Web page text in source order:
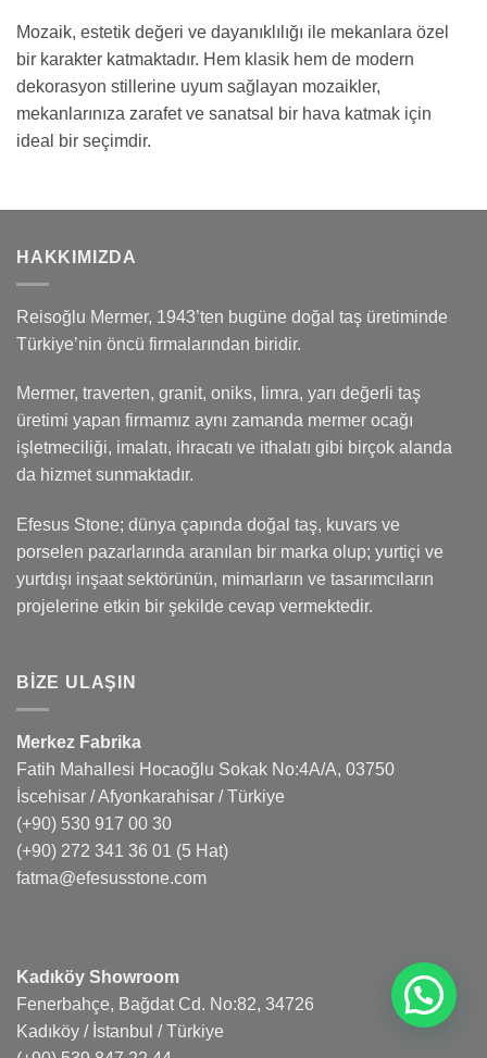
Mozaik, estetik değeri ve dayanıklılığı ile mekanlara özel
bir karakter katmaktadır. Hem klasik hem de modern
dekorasyon stillerine uyum sağlayan mozaikler,
mekanlarınıza zarafet ve sanatsal bir hava katmak için
ideal bir seçimdir.
HAKKIMIZDA
Reisoğlu Mermer, 1943’ten bugüne doğal taş üretiminde
Türkiye’nin öncü firmalarından biridir.
Mermer, traverten, granit, oniks, limra, yarı değerli taş
üretimi yapan firmamız aynı zamanda mermer ocağı
işletmeciliği, imalatı, ihracatı ve ithalatı gibi birçok alanda
da hizmet sunmaktadır.
Efesus Stone; dünya çapında doğal taş, kuvars ve
porselen pazarlarında aranılan bir marka olup; yurtiçi ve
yurtdışı inşaat sektörünün, mimarların ve tasarımcıların
projelerine etkin bir şekilde cevap vermektedir.
BIZE ULAŞIN
Merkez Fabrika
Fatih Mahallesi Hocaoğlu Sokak No:4A/A, 03750
İscehisar / Afyonkarahisar / Türkiye
(+90) 530 917 00 30
(+90) 272 341 36 01 (5 Hat)
fatma@efesusstone.com
Kadıköy Showroom
Fenerbahçe, Bağdat Cd. No:82, 34726
Kadıköy / İstanbul / Türkiye